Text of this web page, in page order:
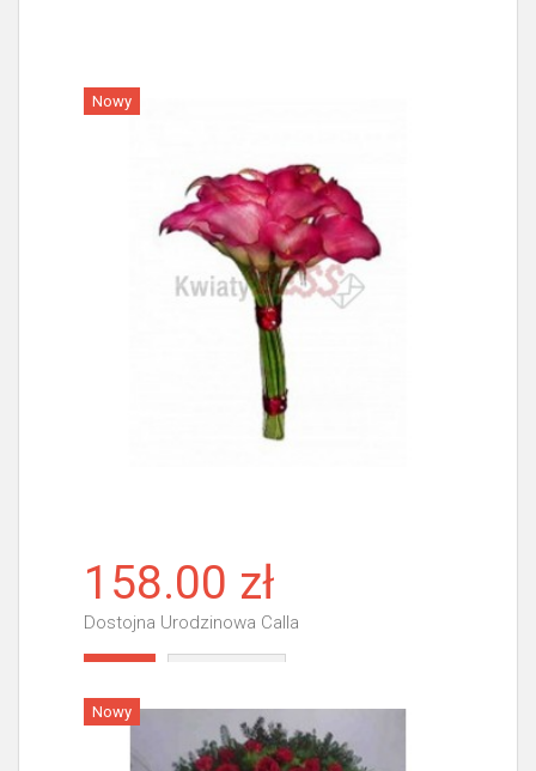
Nowy
158.00 zł
Dostojna Urodzinowa Calla
Nowy